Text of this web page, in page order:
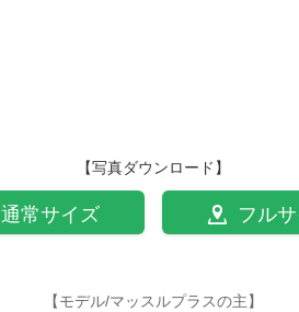
【写真ダウンロード】
通常サイズ フル
【モデル/マッスルプラスの主】